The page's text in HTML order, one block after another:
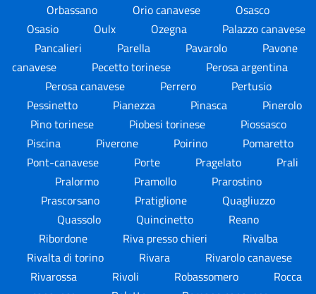
Orbassano
Orio canavese
Osasco
Osasio
Oulx Ozegna
Palazzo canavese
Pancalieri
Parella Pavarolo
Pavone
canavese
Pecetto torinese
Perosa argentina
Perosa canavese
Perrero
Pertusio
Pessinetto
Pianezza Pinasca
Pinerolo
Pino torinese
Piobesi torinese
Piossasco
Piscina
Piverone Poirino
Pomaretto
Pont-canavese
Porte Pragelato
Prali
Pralormo
Pramollo
Prarostino
Prascorsano
Pratiglione
Quagliuzzo
Quassolo
Quincinetto
Reano
Ribordone
Riva presso chieri
Rivalba
Rivalta di torino
Rivara
Rivarolo canavese
Rivarossa
Rivoli Robassomero
Rocca